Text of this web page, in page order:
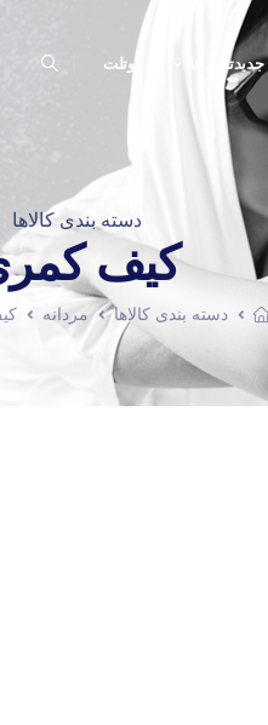
جدیدترین ها اوتلت
دسته بندی کالاها
کیف
دسته بندی کالاها مردانه